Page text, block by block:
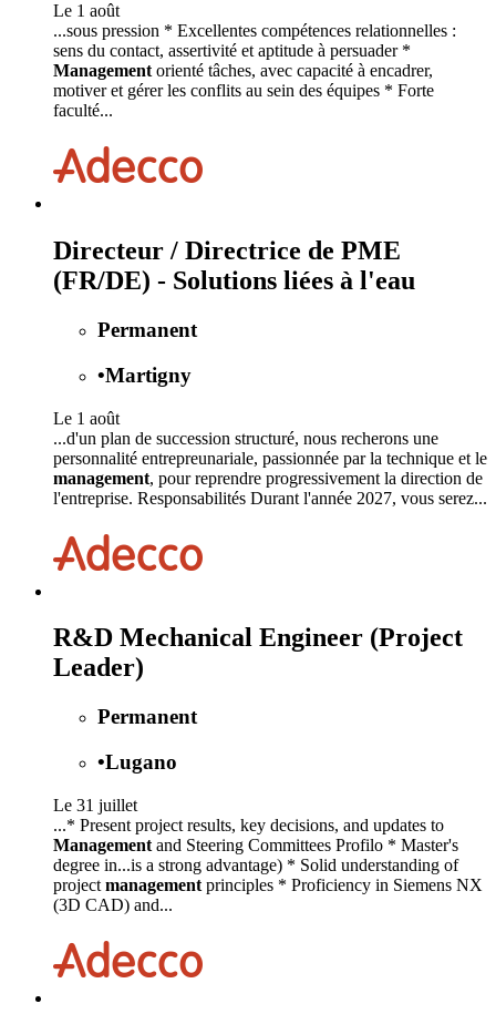
Le 1 août
...sous pression * Excellentes compétences relationnelles :
sens du contact, assertivité et aptitude à persuader *
Management orienté tâches, avec capacité à encadrer,
motiver et gérer les conflits au sein des équipes * Forte
faculté...
Directeur / Directrice de PME
(FR/DE) - Solutions liées à l'eau
Permanent
•Martigny
Le 1 août
...d'un plan de succession structuré, nous recherons une
personnalité entrepreunariale, passionnée par la technique et le
management, pour reprendre progressivement la direction de
l'entreprise. Responsabilités Durant l'année 2027, vous serez...
R&D Mechanical Engineer (Project
Leader)
Permanent
•Lugano
Le 31 juillet
...* Present project results, key decisions, and updates to
Management and Steering Committees Profilo * Master's
degree in...is a strong advantage) * Solid understanding of
project management principles * Proficiency in Siemens NX
(3D CAD) and...